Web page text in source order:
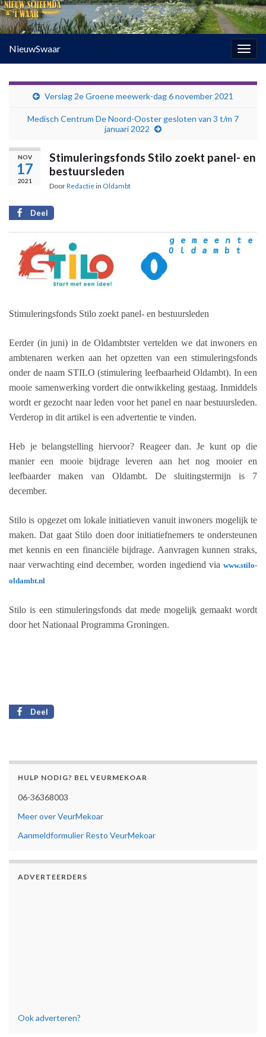
NieuwSwaar
Verslag 2e Groene meewerk-dag 6 november 2021
Medisch Centrum De Noord-Ooster gesloten van 3 t/m 7
januari 2022
NOV
17
2021
Stimuleringsfonds Stilo zoekt panel- en
bestuursleden
DoorRedactiein Oldambt
Deel
Stimuleringsfonds Stilo zoekt panel- en bestuursleden
Eerder (in juni) in de Oldambtster vertelden we dat inwoners en
ambtenaren werken aan het opzetten van een stimuleringsfonds
onder de naam STILO (stimulering leefbaarheid Oldambt). In een
mooie samenwerking vordert die ontwikkeling gestaag. Inmiddels
wordt er gezocht naar leden voor het panel en naar bestuursleden.
Verderop in dit artikel is een advertentie te vinden.
Heb je belangstelling hiervoor? Reageer dan. Je kunt op die
manier een mooie bijdrage leveren aan het nog mooier en
leefbaarder maken van Oldambt. De sluitingstermijn is 7
december.
Stilo is opgezet om lokale initiatieven vanuit inwoners mogelijk te
maken. Dat gaat Stilo doen door initiatiefnemers te ondersteunen
met kennis en een financiële bijdrage. Aanvragen kunnen straks,
naar verwachting eind december, worden ingediend via www.stilo-
oldambt.nl
Stilo is een stimuleringsfonds dat mede mogelijk gemaakt wordt
door het Nationaal Programma Groningen.
Deel
HULP NODIG? BEL VEURMEKOAR
06-36368003
Meer over VeurMekoar
Aanmeldformulier Resto VeurMekoar
ADVERTEERDERS
Ook adverteren?